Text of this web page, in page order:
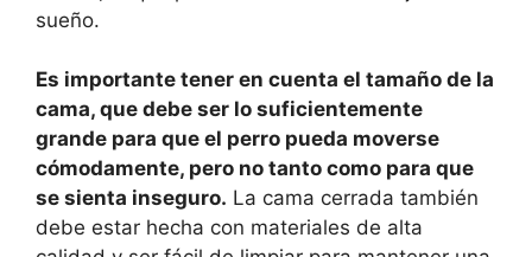
sueño.
Es importante tener en cuenta el tamaño de la
cama, que debe ser lo suficientemente
grande para que el perro pueda moverse
cómodamente, pero no tanto como para que
se sienta inseguro. La cama cerrada también
debe estar hecha con materiales de alta